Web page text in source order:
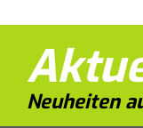
Neuheiten